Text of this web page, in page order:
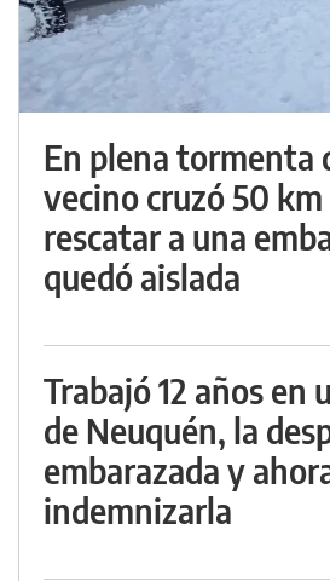
En plena tormenta
vecino cruzó 50 km
rescatar a una
quedó aislada
Trabajó 12 años en
de Neuquén, la
embarazada y
indemnizarla